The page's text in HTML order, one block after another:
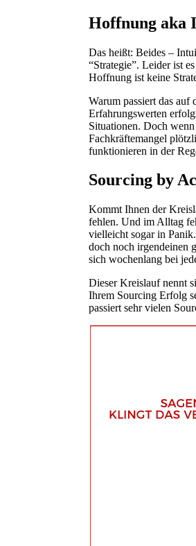
Hoffnung aka
Das heißt: Beides –
“Strategie”. Leider ist
Hoffnung ist keine
Warum passiert das
Erfahrungswerten
Situationen. Doch
Fachkräftemangel
funktionieren in der
Sourcing by
Kommt Ihnen der
fehlen. Und im Alltag
vielleicht sogar in
doch noch irgendeinen
sich wochenlang bei
Dieser Kreislauf nennt
Ihrem Sourcing Erfolg
passiert sehr vielen